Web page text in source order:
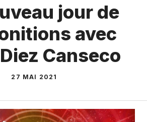
jour de
avec
Canseco
27 MAI 2021